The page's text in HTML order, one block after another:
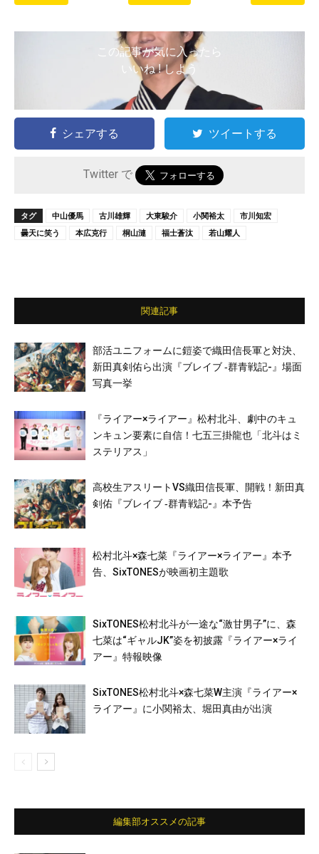
この記事が気に入ったら
いいね ! しよう
シェアする ツイートする
Twitter で
タグ 中山優馬 古川雄輝 大東駿介 小関裕太
市川知宏
曇天に笑う
本広克行 桐山漣 福士蒼汰 若山耀人
関連記事
部活ユニフォームに鎧姿で織田信長軍と対決、
新田真剣佑ら出演『ブレイブ ‐群青戦記-』場面
写真一挙
『ライアー×ライアー』松村北斗、劇中のキュ
ンキュン要素に自信！七五三掛龍也「北斗はミ
ステリアス」
高校生アスリートVS織田信長軍、開戦！新田真
剣佑『ブレイブ ‐群青戦記-』本予告
松村北斗×森七菜『ライアー×ライアー』本予
告、SixTONESが映画初主題歌
SixTONES松村北斗が一途な“激甘男子”に、森
七菜は“ギャルJK”姿を初披露『ライアー×ライ
アー』特報映像
SixTONES松村北斗×森七菜W主演『ライアー×
ライアー』に小関裕太、堀田真由が出演
編集部オススメの記事